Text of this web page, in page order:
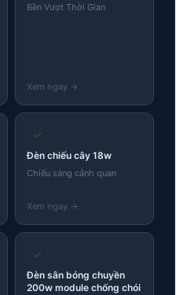
Bền Vượt Thời Gian
✓
Đèn chiếu cây 18w
Chiếu sáng cảnh quan
✓
Đèn sân bóng chuyền
200w module chống chói